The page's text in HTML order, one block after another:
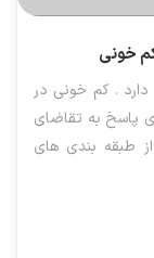
خونی
. کم خونی در
پاسخ به تقاضای
طبقه بندی های